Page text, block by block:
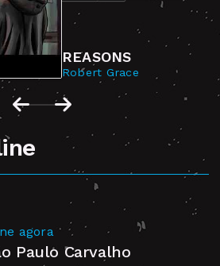
REASONS
Robert Grace
agora
Paulo Carvalho